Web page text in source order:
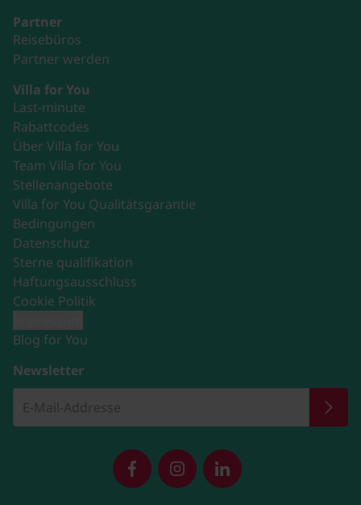
Partner
Reisebüros
Partner werden
Villa for You
Last-minute
Rabattcodes
Über Villa for You
Team Villa for You
Stellenangebote
Villa for You Qualitätsgarantie
Bedingungen
Datenschutz
Sterne qualifikation
Haftungsausschluss
Cookie Politik
Blog for You
Newsletter